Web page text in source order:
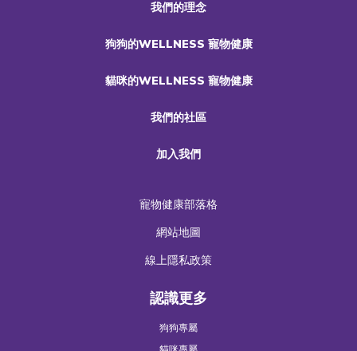
我們的理念
狗狗的WELLNESS 寵物健康
貓咪的WELLNESS 寵物健康
我們的社區
加入我們
寵物健康部落格
網站地圖
線上隱私政策
認識更多
狗狗專屬